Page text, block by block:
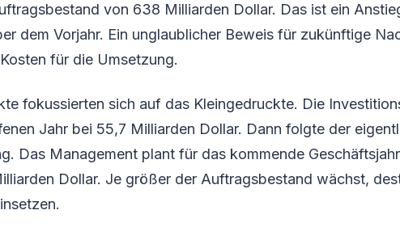
von 638 Milliarden Dollar. Das ist ein
dem Vorjahr. Ein unglaublicher Beweis für zukünftige
für die Umsetzung.
fokussierten sich auf das Kleingedruckte. Die
Jahr bei 55,7 Milliarden Dollar. Dann folgte der
Das Management plant für das kommende
Dollar. Je größer der Auftragsbestand wächst,